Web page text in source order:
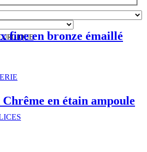
fine en bronze émaillé
Chrême en étain ampoule